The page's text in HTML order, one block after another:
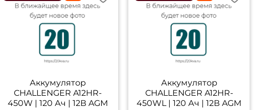
Аккумулятор
CHALLENGER A12HR-
450W | 120 Ач | 12В AGM
Аккумулятор
CHALLENGER A12HR-
450WL | 120 Ач | 12В AGM